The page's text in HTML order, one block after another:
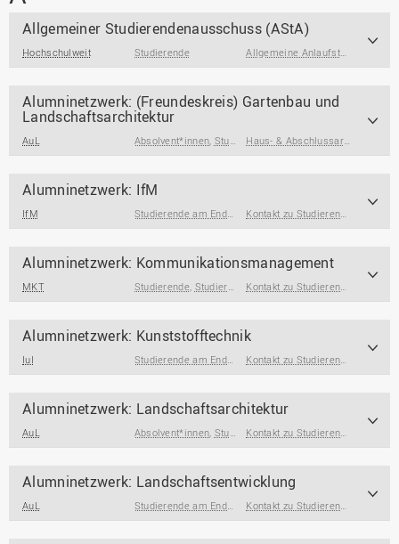
Praktikums- &
Stellensuche
Sprach- &
Studieneinstieg &
Studienfinanzierung &
Wohnen
Studienwahl & Bewerbung
Studienwechsel & -
abbruch
Überfachliche
Allgemeiner Studierendenausschuss (AStA)
Hochschulweit Studierende Allgemeine Anlaufstellen
Alumninetzwerk: (Freundeskreis) Gartenbau und
Landschaftsarchitektur
AuL Absolvent*innen, Studierende , Studierende am Ende des
Haus- & Abschlussarbeiten
Alumninetzwerk: IfM
IfM Studierende am Ende des Studiums ,Absolvent*innen
Kontakt zu Studierenden & Alumni
Alumninetzwerk: Kommunikationsmanagement
MKT Studierende, Studierende am Ende des Studiums Kontakt zu Studierenden & Alumni
Alumninetzwerk: Kunststofftechnik
IuI Studierende am Ende des Studiums ,Studierende
Kontakt zu Studierenden & Alumni
Alumninetzwerk: Landschaftsarchitektur
AuL Absolvent*innen, Studierende am Ende des Studiums Kontakt zu Studierenden & Alumni
Alumninetzwerk: Landschaftsentwicklung
AuL Studierende am Ende des Studiums ,Absolvent*innen
Kontakt zu Studierenden & Alumni